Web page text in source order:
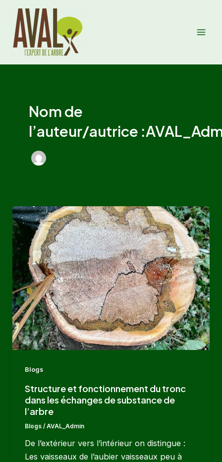
contenu
Nom de
l’auteur/autrice
Blogs
Structure et fonctionnement du tronc
dans les échanges de substance de
l’arbre
Blogs/AVAL_Admin
De l’extérieur vers l’intérieur on distingue :
Les vaisseaux de l’aubier vaisseaux peu à